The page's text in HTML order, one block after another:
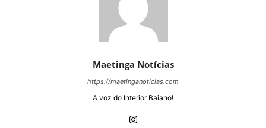
Maetinga Notícias
https://maetinganoticias.com
A voz do Interior Baiano!